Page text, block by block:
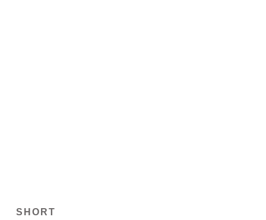
SHORT